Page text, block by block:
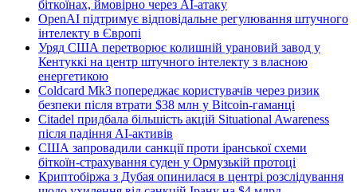
біткоїнах, ймовірно через AI-атаку
OpenAI підтримує відповідальне регулювання штучного
інтелекту в Європі
Уряд США перетворює колишній урановий завод у
Кентуккі на центр штучного інтелекту з власною
енергетикою
Coldcard Mk3 попереджає користувачів через ризик
безпеки після втрати $38 млн у Bitcoin-гаманці
Citadel придбала більшість акцій Situational Awareness
після падіння AI-активів
США запровадили санкції проти іранської схеми
біткоїн-страхування суден у Ормузькій протоці
Криптобіржа з Дубая опинилася в центрі розслідування